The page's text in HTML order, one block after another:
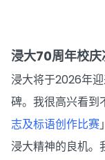
浸大70周年校庆
浸大将于2026年
碑。我很高兴看到
志及标语创作比赛
浸大精神的良机。